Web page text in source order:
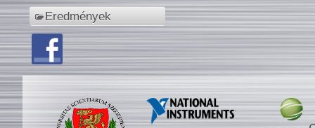
Eredmények